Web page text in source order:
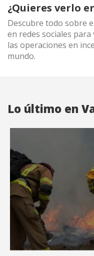
¿Quieres verlo
Descubre todo sobre
en redes sociales
las operaciones en
mundo.
Lo último en
Marketing y
Estas cookies son
sobre las preferencias
a través de la